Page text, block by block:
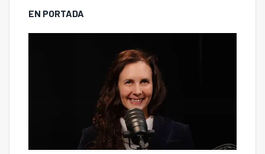
EN PORTADA